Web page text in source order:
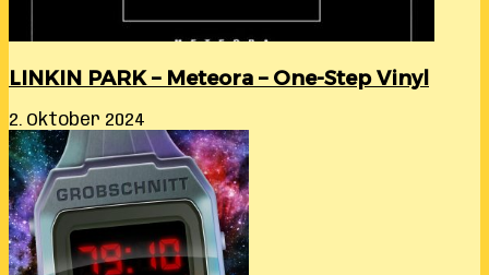
LINKIN PARK – Meteora – One-Step Vinyl
2. Oktober 2024